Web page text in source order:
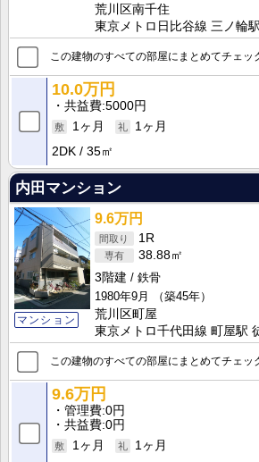
荒川区南千住
東京メトロ日比谷線 三ノ輪
この建物のすべての部屋にまとめてチェッ
10.0万円
共益費 5000円
1ヶ月
1ヶ月
2DK
35㎡
内田マンション
マンション
9.6万円
1R
38.88㎡
3階建
鉄骨
1980年9月
（築45年）
荒川区町屋
東京メトロ千代田線 町屋駅
この建物のすべての部屋にまとめてチェッ
9.6万円
管理費 0円
共益費 0円
1ヶ月
1ヶ月